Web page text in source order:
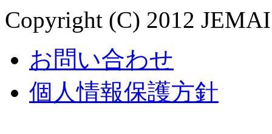
Copyright (C) 2012
お問い合わせ
個人情報保護方針